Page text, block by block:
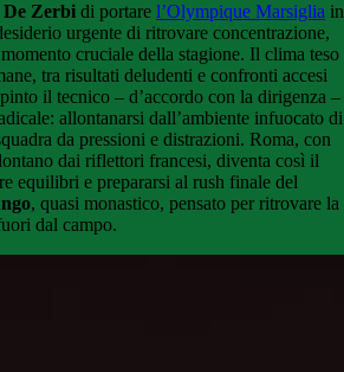
Zerbi di portare l’Olympique Marsiglia in
urgente di ritrovare concentrazione,
cruciale della stagione. Il clima teso
tra risultati deludenti e confronti accesi
il tecnico – d’accordo con la dirigenza –
allontanarsi dall’ambiente infuocato di
da pressioni e distrazioni. Roma, con
dai riflettori francesi, diventa così il
equilibri e prepararsi al rush finale del
, quasi monastico, pensato per ritrovare la
dal campo.